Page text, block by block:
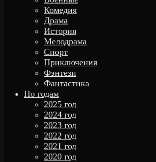
Комедия
Драма
История
Мелодрама
Спорт
Приключения
Фэнтези
Фантастика
По годам
2025 год
2024 год
2023 год
2022 год
2021 год
2020 год